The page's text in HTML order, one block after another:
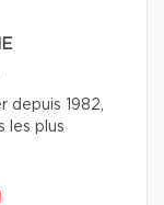
depuis 1982,
les plus